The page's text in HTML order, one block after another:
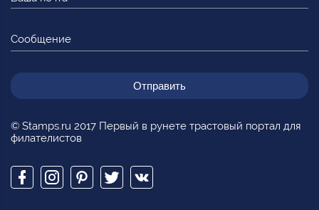
© Stamps.ru 2017 Первый в рунете трастовый портал для
филателистов
Сообщение